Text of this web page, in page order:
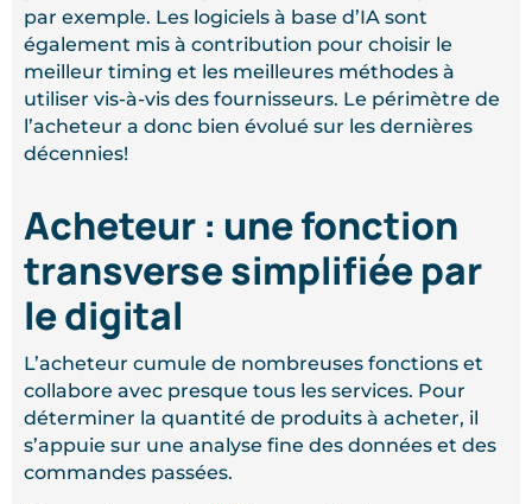
par exemple. Les logiciels à base d’IA sont
également mis à contribution pour choisir le
meilleur timing et les meilleures méthodes à
utiliser vis-à-vis des fournisseurs. Le périmètre de
l’acheteur a donc bien évolué sur les dernières
décennies!
Acheteur : une fonction
transverse simplifiée par
le digital
L’acheteur cumule de nombreuses fonctions et
collabore avec presque tous les services. Pour
déterminer la quantité de produits à acheter, il
s’appuie sur une analyse fine des données et des
commandes passées.